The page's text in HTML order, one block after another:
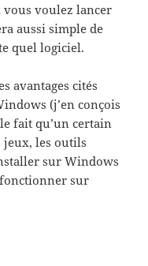
vous voulez lancer
aussi simple de
quel logiciel.
avantages cités
(j’en conçois
fait qu’un certain
jeux, les outils
sur Windows
sur